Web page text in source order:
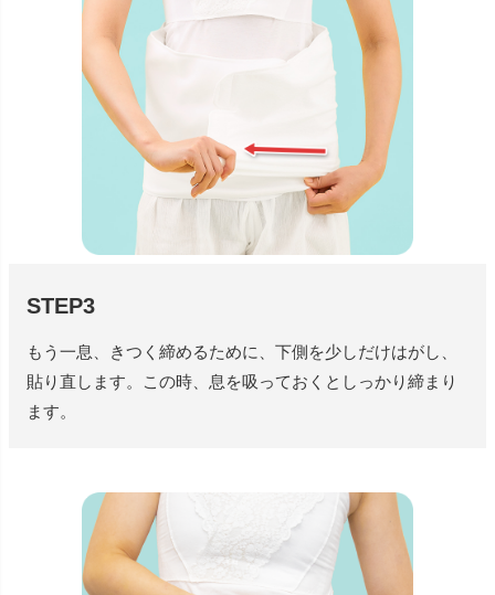
STEP3
もう一息、きつく締めるために、下側を少しだけはがし、
貼り直します。この時、息を吸っておくとしっかり締まり
ます。